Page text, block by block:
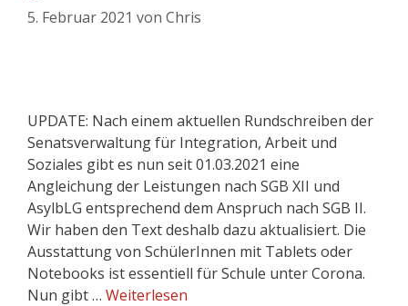
5. Februar 2021 von Chris
UPDATE: Nach einem aktuellen Rundschreiben der
Senatsverwaltung für Integration, Arbeit und
Soziales gibt es nun seit 01.03.2021 eine
Angleichung der Leistungen nach SGB XII und
AsylbLG entsprechend dem Anspruch nach SGB II.
Wir haben den Text deshalb dazu aktualisiert. Die
Ausstattung von SchülerInnen mit Tablets oder
Notebooks ist essentiell für Schule unter Corona.
Nun gibt … Weiterlesen